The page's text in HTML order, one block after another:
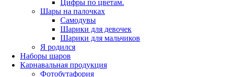
Цифры по цветам.
Шары на палочках
Самодувы
Шарики для девочек
Шарики для мальчиков
Я родился
Наборы шаров
Карнавальная продукция
Фотобутафория